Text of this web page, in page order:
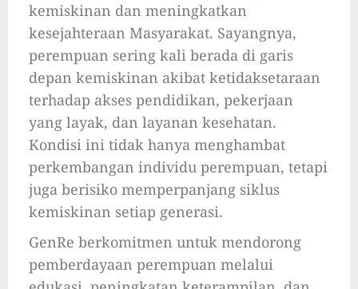
kemiskinan dan meningkatkan
kesejahteraan Masyarakat. Sayangnya,
perempuan sering kali berada di garis
depan kemiskinan akibat ketidaksetaraan
terhadap akses pendidikan, pekerjaan
yang layak, dan layanan kesehatan.
Kondisi ini tidak hanya menghambat
perkembangan individu perempuan, tetapi
juga berisiko memperpanjang siklus
kemiskinan setiap generasi.
GenRe berkomitmen untuk mendorong
pemberdayaan perempuan melalui